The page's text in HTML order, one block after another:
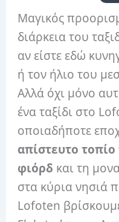
Μαγικός
διάρκεια του
αν είστε εδώ
ή τον ήλιο του
Αλλά όχι μόνο
ένα ταξίδι στο
οποιαδήποτε
απίστευτο
φιόρδ και τη
στα κύρια νησιά
Lofoten